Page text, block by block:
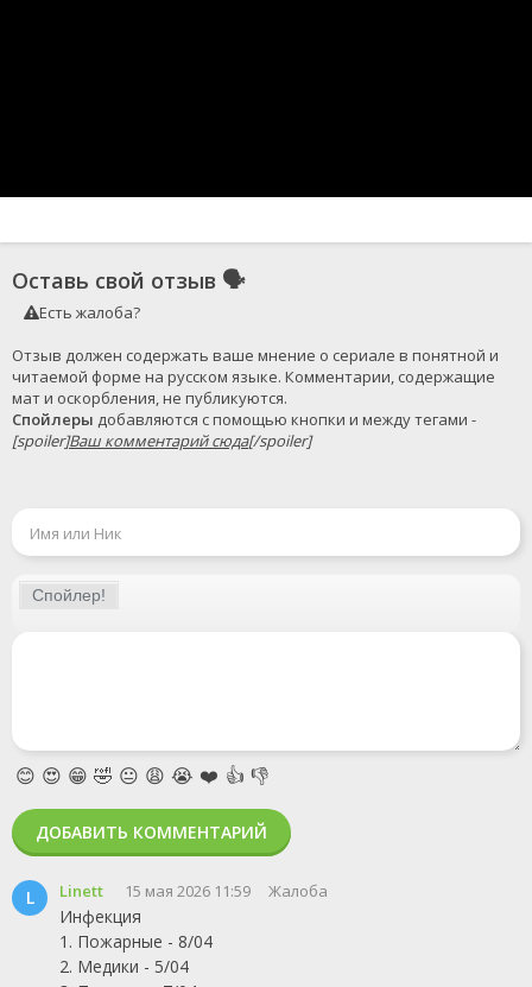
Оставь свой отзыв 🗣
Есть жалоба?
Отзыв должен содержать ваше мнение о сериале в понятной и
читаемой форме на русском языке. Комментарии, содержащие
Спойлеры добавляются с помощью кнопки и между тегами -
[spoiler]Ваш комментарий сюда[/spoiler]
L Linett 15 мая 2026 11:59 Жалоба
Инфекция
1. Пожарные - 8/04
2. Медики - 5/04
😊 😍 😁 🤣 😐 😩 😭 ❤️ 👍 👎
ДОБАВИТЬ КОММЕНТАРИЙ